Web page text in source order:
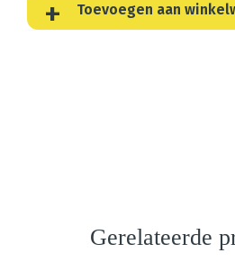
Toevoegen aan
Gerelateerde